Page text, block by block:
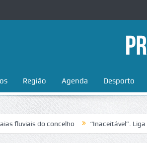
Região Agenda Desporto
do concelho “Inaceitável”. Liga para a